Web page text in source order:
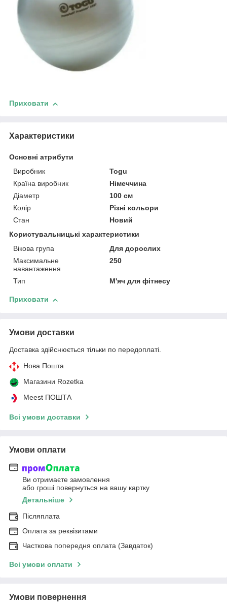
Приховати
Характеристики
Основні атрибути
Виробник
Togu
Країна виробник
Німеччина
Діаметр
100 см
Колір
Різні кольори
Стан
Новий
Користувальницькі характеристики
Вікова група
Для дорослих
Максимальне
навантаження
250
Тип М'яч для фітнесу
Приховати
Умови доставки
Доставка здійснюється тільки по передоплаті.
Нова Пошта
Магазини Rozetka
Meest ПОШТА
Всі умови доставки
Умови оплати
Ви отримаєте замовлення
або гроші повернуться на вашу картку
Детальніше
Післяплата
Оплата за реквізитами
Часткова попередня оплата (Завдаток)
Всі умови оплати
Умови повернення